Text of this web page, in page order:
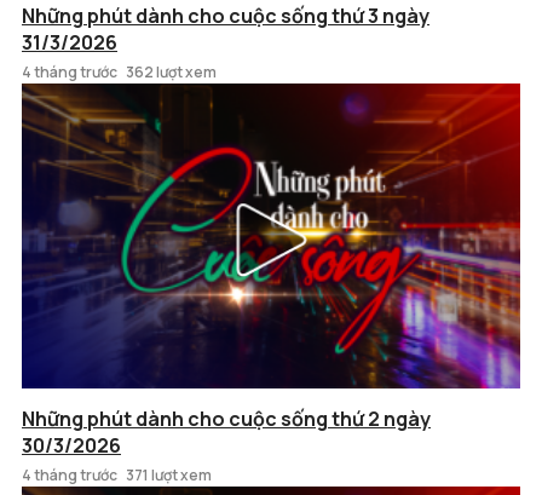
Những phút dành cho cuộc sống thứ 3 ngày
31/3/2026
4 tháng trước 362 lượt xem
Những phút dành cho cuộc sống thứ 2 ngày
30/3/2026
4 tháng trước 371 lượt xem